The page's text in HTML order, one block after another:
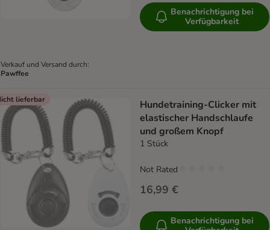
Verkauf und Versand durch:
Pawffee
Benachrichtigung bei
Verfügbarkeit
lieferbar
Hundetraining-Clicker mit
elastischer Handschlaufe
und großem Knopf
1 Stück
16,99 €
Not Rated
Benachrichtigung bei